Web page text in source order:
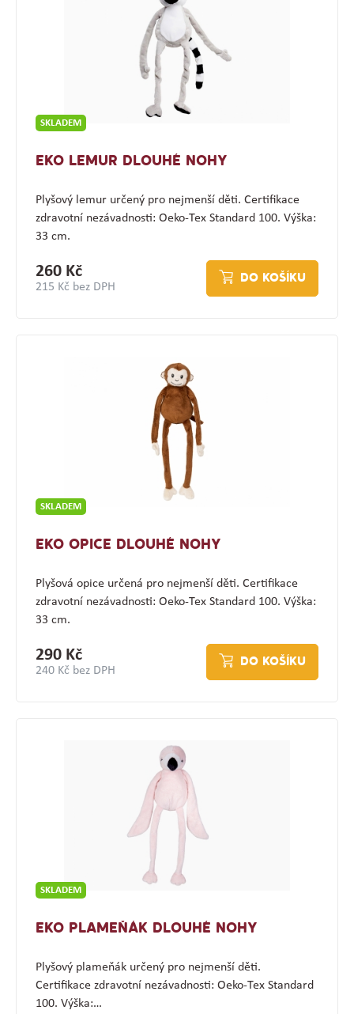
SKLADEM
EKO LEMUR DLOUHÉ NOHY
Plyšový lemur určený pro nejmenší děti. Certifikace
zdravotní nezávadnosti: Oeko-Tex Standard 100. Výška:
33 cm.
260 Kč
215 Kč bez DPH
DO KOŠÍKU
SKLADEM
EKO OPICE DLOUHÉ NOHY
Plyšová opice určená pro nejmenší děti. Certifikace
zdravotní nezávadnosti: Oeko-Tex Standard 100. Výška:
33 cm.
290 Kč
240 Kč bez DPH
DO KOŠÍKU
SKLADEM
EKO PLAMEŇÁK DLOUHÉ NOHY
Plyšový plameňák určený pro nejmenší děti.
Certifikace zdravotní nezávadnosti: Oeko-Tex Standard
100. Výška:…